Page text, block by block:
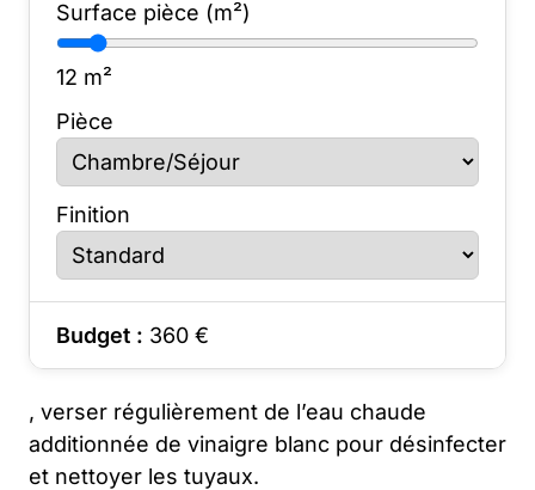
Surface pièce (m²)
12 m²
Pièce
Finition
Budget : 360 €
, verser régulièrement de l’eau chaude
additionnée de vinaigre blanc pour désinfecter
et nettoyer les tuyaux.